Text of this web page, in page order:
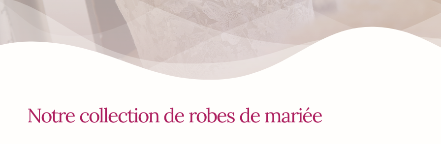
Notre collection de robes de mariée